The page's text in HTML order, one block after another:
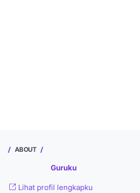
ABOUT
Guruku
Lihat profil lengkapku